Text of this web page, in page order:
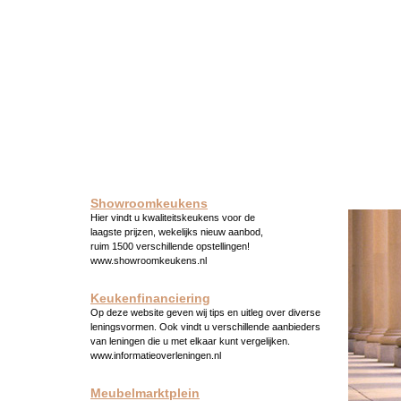
Showroomkeukens
Hier vindt u kwaliteitskeukens voor de
laagste prijzen, wekelijks nieuw aanbod,
ruim 1500 verschillende opstellingen!
www.showroomkeukens.nl
Keukenfinanciering
Op deze website geven wij tips en uitleg over diverse
leningsvormen. Ook vindt u verschillende aanbieders
van leningen die u met elkaar kunt vergelijken.
www.informatieoverleningen.nl
Meubelmarktplein